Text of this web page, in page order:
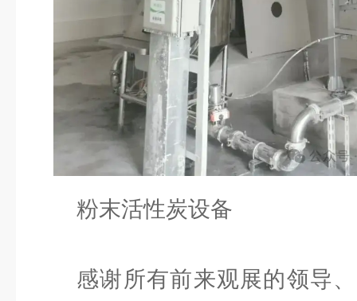
粉末活性炭设备
感谢所有前来观展的领导